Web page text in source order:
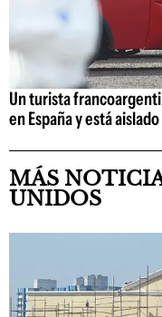
Un turista
en España y está
MÁS
UNIDOS